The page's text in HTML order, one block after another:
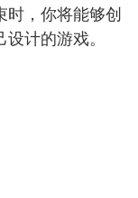
，你将能够创
计的游戏。